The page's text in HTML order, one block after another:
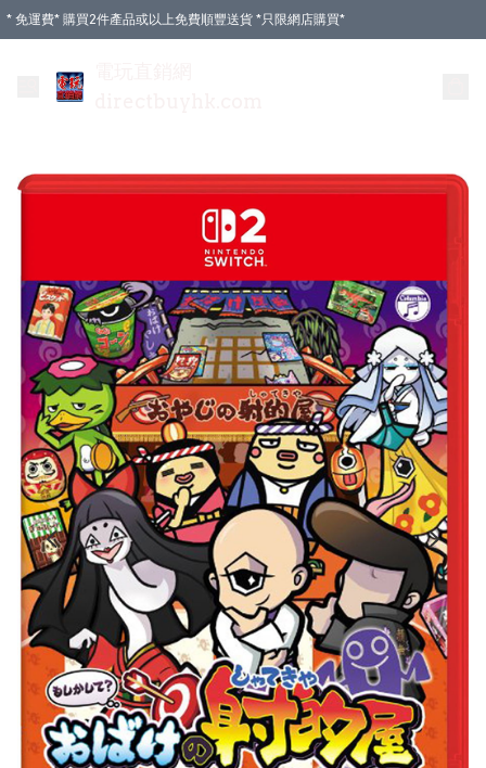
* 免運費* 購買2件產品或以上免費順豐送貨 *只限網店購買*